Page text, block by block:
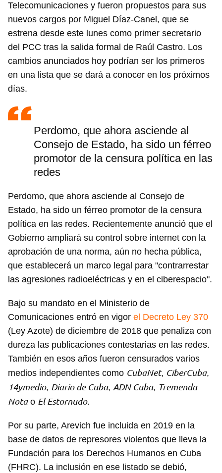
Telecomunicaciones y fueron propuestos para sus
nuevos cargos por Miguel Díaz-Canel, que se
estrena desde este lunes como primer secretario
del PCC tras la salida formal de Raúl Castro. Los
cambios anunciados hoy podrían ser los primeros
en una lista que se dará a conocer en los próximos
días.
Perdomo, que ahora asciende al
Consejo de Estado, ha sido un férreo
promotor de la censura política en las
redes
Perdomo, que ahora asciende al Consejo de
Estado, ha sido un férreo promotor de la censura
política en las redes. Recientemente anunció que el
Gobierno ampliará su control sobre internet con la
aprobación de una norma, aún no hecha pública,
que establecerá un marco legal para "contrarrestar
las agresiones radioeléctricas y en el ciberespacio".
Bajo su mandato en el Ministerio de
Comunicaciones entró en vigor el Decreto Ley 370
(Ley Azote) de diciembre de 2018 que penaliza con
dureza las publicaciones contestarias en las redes.
También en esos años fueron censurados varios
medios independientes como CubaNet, CiberCuba,
14ymedio, Diario de Cuba, ADN Cuba, Tremenda
Notao El Estornudo.
Por su parte, Arevich fue incluida en 2019 en la
base de datos de represores violentos que lleva la
Fundación para los Derechos Humanos en Cuba
(FHRC). La inclusión en ese listado se debió,